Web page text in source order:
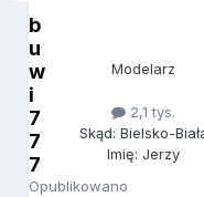
b
u
w
i
7
7
7
Opublikowano
Modelarz
2,1 tys.
Skąd: Bielsko-
Imię: Jerzy